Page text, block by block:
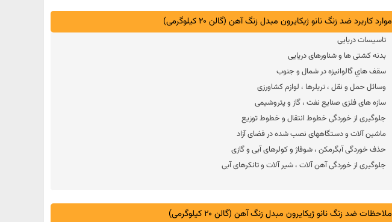
موارد کاربرد ضد زنگ نانو ژیکایرون مبدل زنگ آهن (گالن 20 کیلوگرمی)
تاسیسات دریایی
بدنه کشتی ها و شناورهای دریایی
سقف هاي گالوانیزه در شمال و جنوب
وسائل حمل و نقل ، تریلرها ، لوازم کشاورزی
سازه های فلزی صنایع نفت ، گاز و پتروشیمی
جلوگیری از خوردگی خطوط انتقال و خطوط توزیع
ماشین آلات و دستگاههای نصب شده در فضای آزاد
حذف خوردگی آبگرمکن ، شوفاژ و کولرهای آبی و گازی
جلوگیری از خوردگی آهن آلات ، شیر آلات و تانکرهای آبی
ملاحظات ضد زنگ نانو ژیکایرون مبدل زنگ آهن (گالن 20 کیلوگرمی)